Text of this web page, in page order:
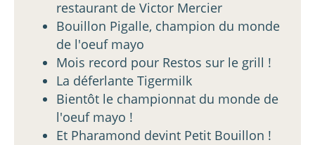
restaurant de Victor Mercier
Bouillon Pigalle, champion du monde
de l'oeuf mayo
Mois record pour Restos sur le grill !
La déferlante Tigermilk
Bientôt le championnat du monde de
l'oeuf mayo !
Et Pharamond devint Petit Bouillon !